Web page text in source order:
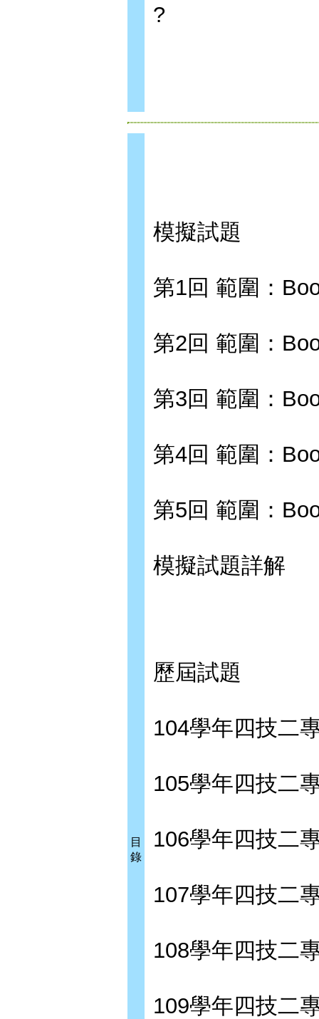
?
目
錄
模擬試題
第1回 範圍：
第2回 範圍：
第3回 範圍：
第4回 範圍：
第5回 範圍：
模擬試題詳解
歷屆試題
104學年四技二
105學年四技二
106學年四技二
107學年四技二
108學年四技二
109學年四技二